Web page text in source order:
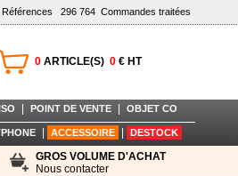
Références 296 764 Commandes traitées
0 ARTICLE(S) 0 € HT
POINT DE VENTE OBJET CO
ACCESSOIRE DESTOCK
GROS VOLUME D'ACHAT
Nous contacter